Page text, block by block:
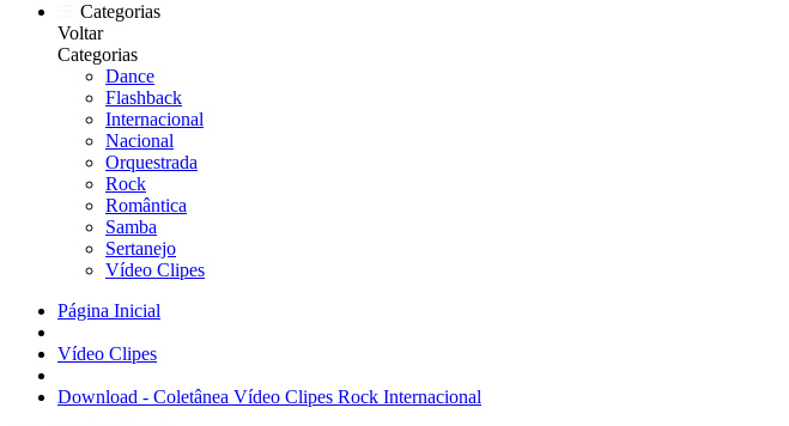
Categorias
Voltar
Categorias
Dance
Flashback
Internacional
Nacional
Orquestrada
Rock
Romântica
Samba
Sertanejo
Vídeo Clipes
Página Inicial
Vídeo Clipes
Download - Coletânea Vídeo Clipes Rock Internacional